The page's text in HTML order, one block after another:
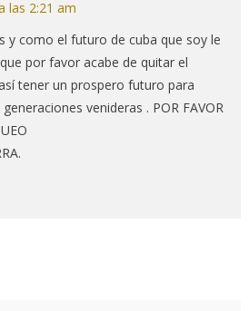
las 2:21 am
y como el futuro de cuba que soy le
por favor acabe de quitar el
tener un prospero futuro para
venideras . POR FAVOR